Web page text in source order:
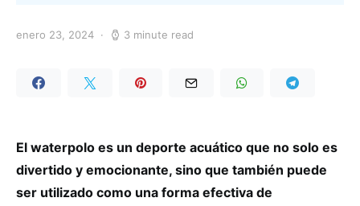
enero 23, 2024 3 minute read
El waterpolo es un deporte acuático que no solo es
divertido y emocionante, sino que también puede
ser utilizado como una forma efectiva de